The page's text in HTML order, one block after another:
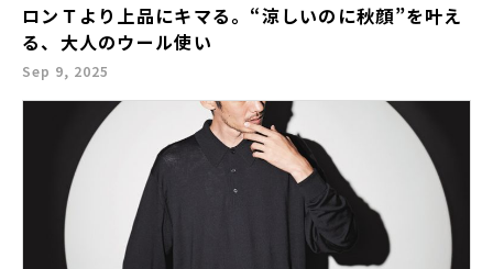
ロンＴより上品にキマる。“涼しいのに秋顔”を叶え
る、大人のウール使い
Sep 9, 2025